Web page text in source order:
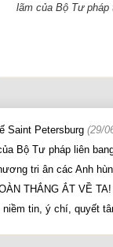
lãm của Bộ Tư
Saint Petersburg (29/
Bộ Tư pháp liên
tri ân các Anh
THẮNG ẮT VỀ TA!
tin, ý chí, quyết